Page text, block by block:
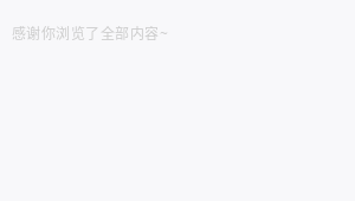
感谢你浏览了全部内容~